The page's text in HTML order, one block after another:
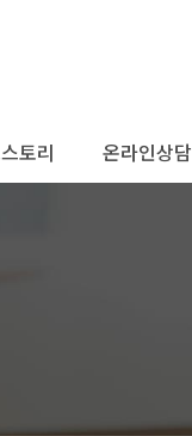
토리 온라인상담